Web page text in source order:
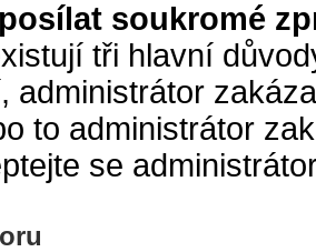
soukromé
tři hlavní
administrátor
to administrátor
se